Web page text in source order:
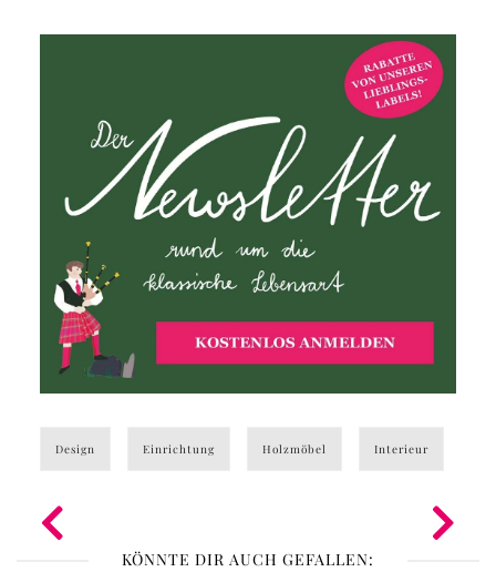
Design Einrichtung Holzmöbel Interieur
KÖNNTE DIR AUCH GEFALLEN: